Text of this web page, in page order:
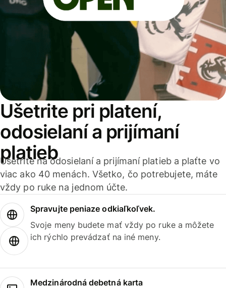
Ušetrite pri platení,
odosielaní a prijímaní
platieb
Ušetrite na odosielaní a prijímaní platieb a plaťte vo
viac ako 40 menách. Všetko, čo potrebujete, máte
vždy po ruke na jednom účte.
Spravujte peniaze odkiaľkoľvek.
Svoje meny budete mať vždy po ruke a môžete
ich rýchlo prevádzať na iné meny.
Medzinárodná debetná karta